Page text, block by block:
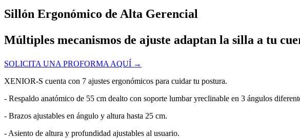
Sillón Ergonómico de Alta Gerencial
Múltiples mecanismos de ajuste adaptan la silla a tu
SOLICITA UNA PROFORMA AQUÍ →
XENIOR-S cuenta con 7 ajustes ergonómicos para cuidar tu postura.
- Respaldo anatómico de 55 cm dealto con soporte lumbar yreclinable en 3 ángulos
- Brazos ajustables en ángulo y altura hasta 25 cm.
- Asiento de altura y profundidad ajustables al usuario.